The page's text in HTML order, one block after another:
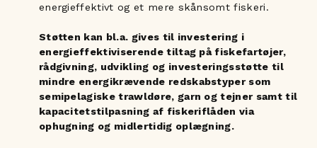
energieffektivt og et mere skånsomt fiskeri.
Støtten kan bl.a. gives til investering i
energieffektiviserende tiltag på fiskefartøjer,
rådgivning, udvikling og investeringsstøtte til
mindre energikrævende redskabstyper som
semipelagiske trawldøre, garn og tejner samt til
kapacitetstilpasning af fiskeriflåden via
ophugning og midlertidig oplægning.